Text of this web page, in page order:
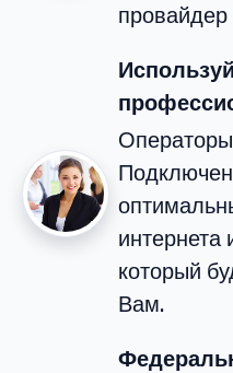
провайдер
интернета
который
Вам.